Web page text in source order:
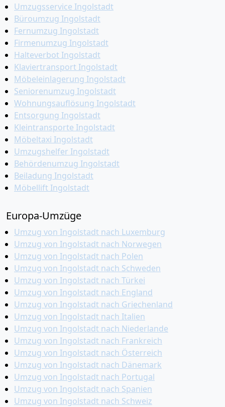
Umzugsservice Ingolstadt
Büroumzug Ingolstadt
Fernumzug Ingolstadt
Firmenumzug Ingolstadt
Halteverbot Ingolstadt
Klaviertransport Ingolstadt
Möbeleinlagerung Ingolstadt
Seniorenumzug Ingolstadt
Wohnungsauflösung Ingolstadt
Entsorgung Ingolstadt
Kleintransporte Ingolstadt
Möbeltaxi Ingolstadt
Umzugshelfer Ingolstadt
Behördenumzug Ingolstadt
Beiladung Ingolstadt
Möbellift Ingolstadt
Europa-Umzüge
Umzug von Ingolstadt nach Luxemburg
Umzug von Ingolstadt nach Norwegen
Umzug von Ingolstadt nach Polen
Umzug von Ingolstadt nach Schweden
Umzug von Ingolstadt nach Türkei
Umzug von Ingolstadt nach England
Umzug von Ingolstadt nach Griechenland
Umzug von Ingolstadt nach Italien
Umzug von Ingolstadt nach Niederlande
Umzug von Ingolstadt nach Frankreich
Umzug von Ingolstadt nach Österreich
Umzug von Ingolstadt nach Dänemark
Umzug von Ingolstadt nach Portugal
Umzug von Ingolstadt nach Spanien
Umzug von Ingolstadt nach Schweiz